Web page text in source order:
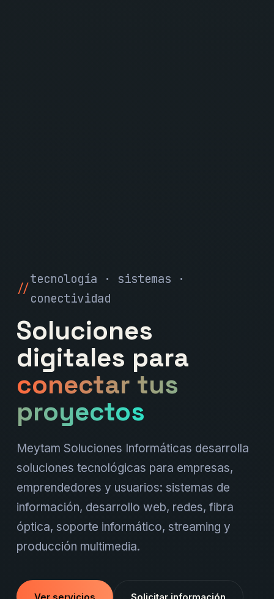
tecnología · sistemas ·
conectividad
Soluciones
digitales para
conectar tus
proyectos
Meytam Soluciones Informáticas desarrolla
soluciones tecnológicas para empresas,
emprendedores y usuarios: sistemas de
información, desarrollo web, redes, fibra
óptica, soporte informático, streaming y
producción multimedia.